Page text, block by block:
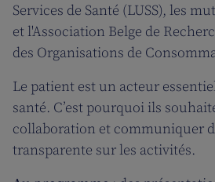
Services de Santé (LUSS), les
et l'Association Belge de
des Organisations de
Le patient est un acteur
santé. C’est pourquoi ils
collaboration et communiquer
transparente sur les activités.